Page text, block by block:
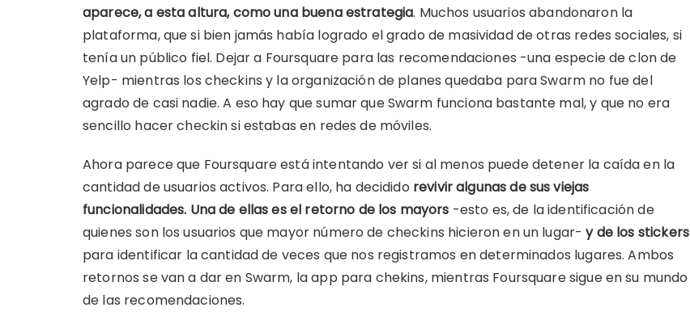
aparece, a esta altura, como una buena estrategia. Muchos usuarios abandonaron la
plataforma, que si bien jamás había logrado el grado de masividad de otras redes sociales, si
tenía un público fiel. Dejar a Foursquare para las recomendaciones -una especie de clon de
Yelp- mientras los checkins y la organización de planes quedaba para Swarm no fue del
agrado de casi nadie. A eso hay que sumar que Swarm funciona bastante mal, y que no era
sencillo hacer checkin si estabas en redes de móviles.
Ahora parece que Foursquare está intentando ver si al menos puede detener la caída en la
cantidad de usuarios activos. Para ello, ha decidido revivir algunas de sus viejas
funcionalidades. Una de ellas es el retorno de los mayors -esto es, de la identificación de
quienes son los usuarios que mayor número de checkins hicieron en un lugar-y de los stickers
para identificar la cantidad de veces que nos registramos en determinados lugares. Ambos
retornos se van a dar en Swarm, la app para chekins, mientras Foursquare sigue en su mundo
de las recomendaciones.